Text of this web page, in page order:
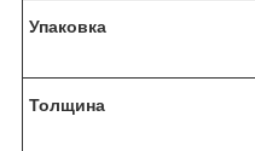
Упаковка
Толщина